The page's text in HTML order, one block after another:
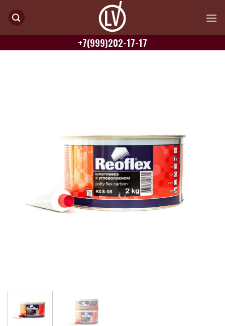
+7(999)202-17-17